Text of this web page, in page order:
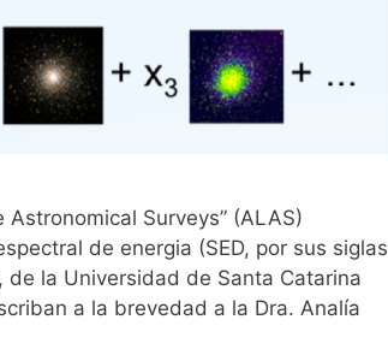
Surveys” (ALAS)
de energia (SED, por sus siglas
de la Universidad de Santa Catarina
a la brevedad a la Dra. Analía